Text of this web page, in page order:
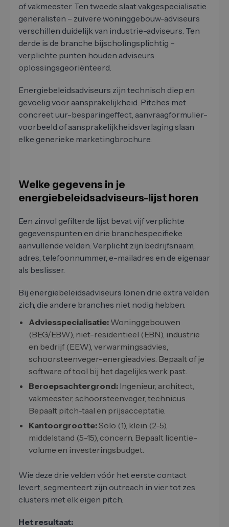
of vakmeester. Ten tweede slaat vakgespecialisatie
generalisten – zuivere woninggebouw-adviseurs
verschillen duidelijk van industrie-adviseurs. Ten
derde is de branche bijscholingsplichtig –
verplichte punten houden adviseurs
oplossingsgeoriënteerd.
Energiebeleidsadviseurs zijn technisch diep en
gevoelig voor aansprakelijkheid. Pitches met
concreet uur-besparingeffect, aanvraagformulier-
voorbeeld of aansprakelijkheidsverlaging slaan
elke generieke marketingbrochure.
Welke gegevens in je
energiebeleidsadviseurs-lijst horen
Een zinvol gefilterde lijst bevat vijf verplichte
gegevenspunten en drie branchespecifieke
aanvullende velden. Verplicht zijn bedrijfsnaam,
adres, telefoonnummer, e-mailadres en de eigenaar
als beslisser.
Bij energiebeleidsadviseurs lonen drie extra velden
zich, die andere branches niet nodig hebben.
Adviesspecialisatie: Woninggebouwen
(BEG/EBW), niet-residentieel (EBN), industrie
en bedrijf (EEW), verwarmingsadvies,
schoorsteenveger-energieadvies. Bepaalt of je
software of tool bij het dagelijks werk past.
Beroepsachtergrond: Ingenieur, architect,
vakmeester, schoorsteenveger, technicus.
Bepaalt pitch-taal en prijsacceptatie.
Kantoorgrootte:Solo (1), klein (2-5),
middelstand (5-15), concern. Bepaalt licentie-
volume en investeringsbudget.
Wie deze drie velden vóór het eerste contact
levert, segmenteert zijn outreach in vier tot zes
clusters met elk eigen pitch.
Het resultaat: